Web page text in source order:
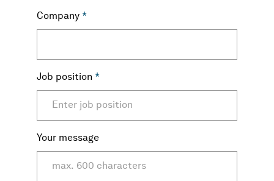
Company *
Job position *
Your message